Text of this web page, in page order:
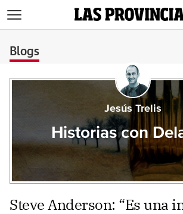
Blogs
Jesús Trelis
Historias con
Steve Anderson: “Es una